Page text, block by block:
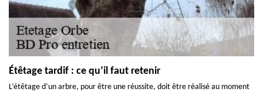
Étêtage tardif : ce qu’il faut retenir
L’étêtage d’un arbre, pour être une réussite, doit être réalisé au moment